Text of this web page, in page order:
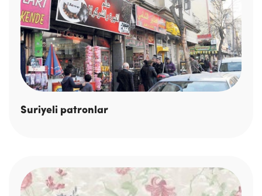
Suriyeli patronlar